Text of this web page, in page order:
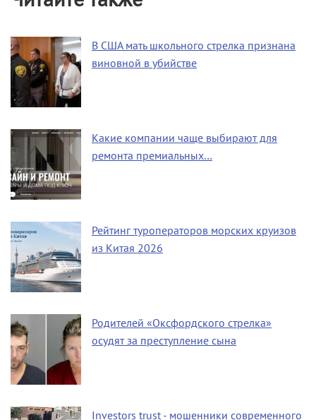
В США мать школьного стрелка признана
виновной в убийстве
Какие компании чаще выбирают для
ремонта премиальных…
Рейтинг туроператоров морских круизов
из Китая 2026
Родителей «Оксфордского стрелка»
осудят за преступление сына
Investors trust - мошенники современного